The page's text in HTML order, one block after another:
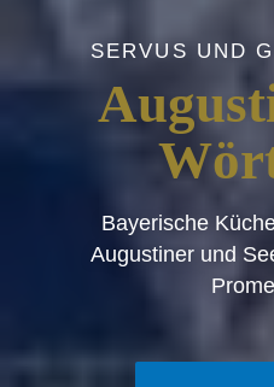
SERVUS UND
Bayerische
Augustiner und
PREVIOUS